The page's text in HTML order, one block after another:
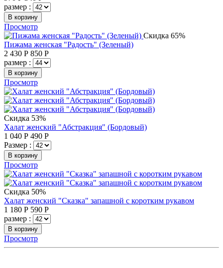
размер :
В корзину
Просмотр
Скидка 65%
Пижама женская "Радость" (Зеленый)
2 430 Р 850 Р
размер :
В корзину
Просмотр
Скидка 53%
Халат женский "Абстракция" (Бордовый)
1 040 Р 490 Р
Размер :
В корзину
Просмотр
Скидка 50%
Халат женский "Сказка" запашной с коротким рукавом
1 180 Р 590 Р
размер :
В корзину
Просмотр